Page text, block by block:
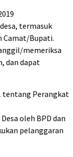
termasuk
Camat/Bupati.
memeriksa
dan dapat
tentang Perangkat
oleh BPD dan
pelanggaran